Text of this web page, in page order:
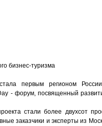
бизнес-туризма
стала первым регионом
- форум, посвященный
стали более двухсот
заказчики и эксперты из